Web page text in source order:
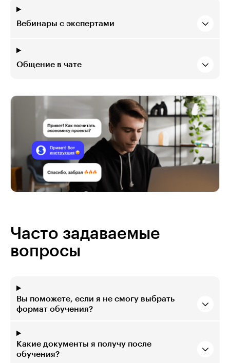
Вебинары с экспертами
Общение в чате
Часто задаваемые
вопросы
Вы поможете, если я не смогу выбрать
формат обучения?
Какие документы я получу после
обучения?